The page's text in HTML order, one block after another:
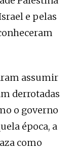
e pelas
assumir
derrotadas
o governo
época, a
como